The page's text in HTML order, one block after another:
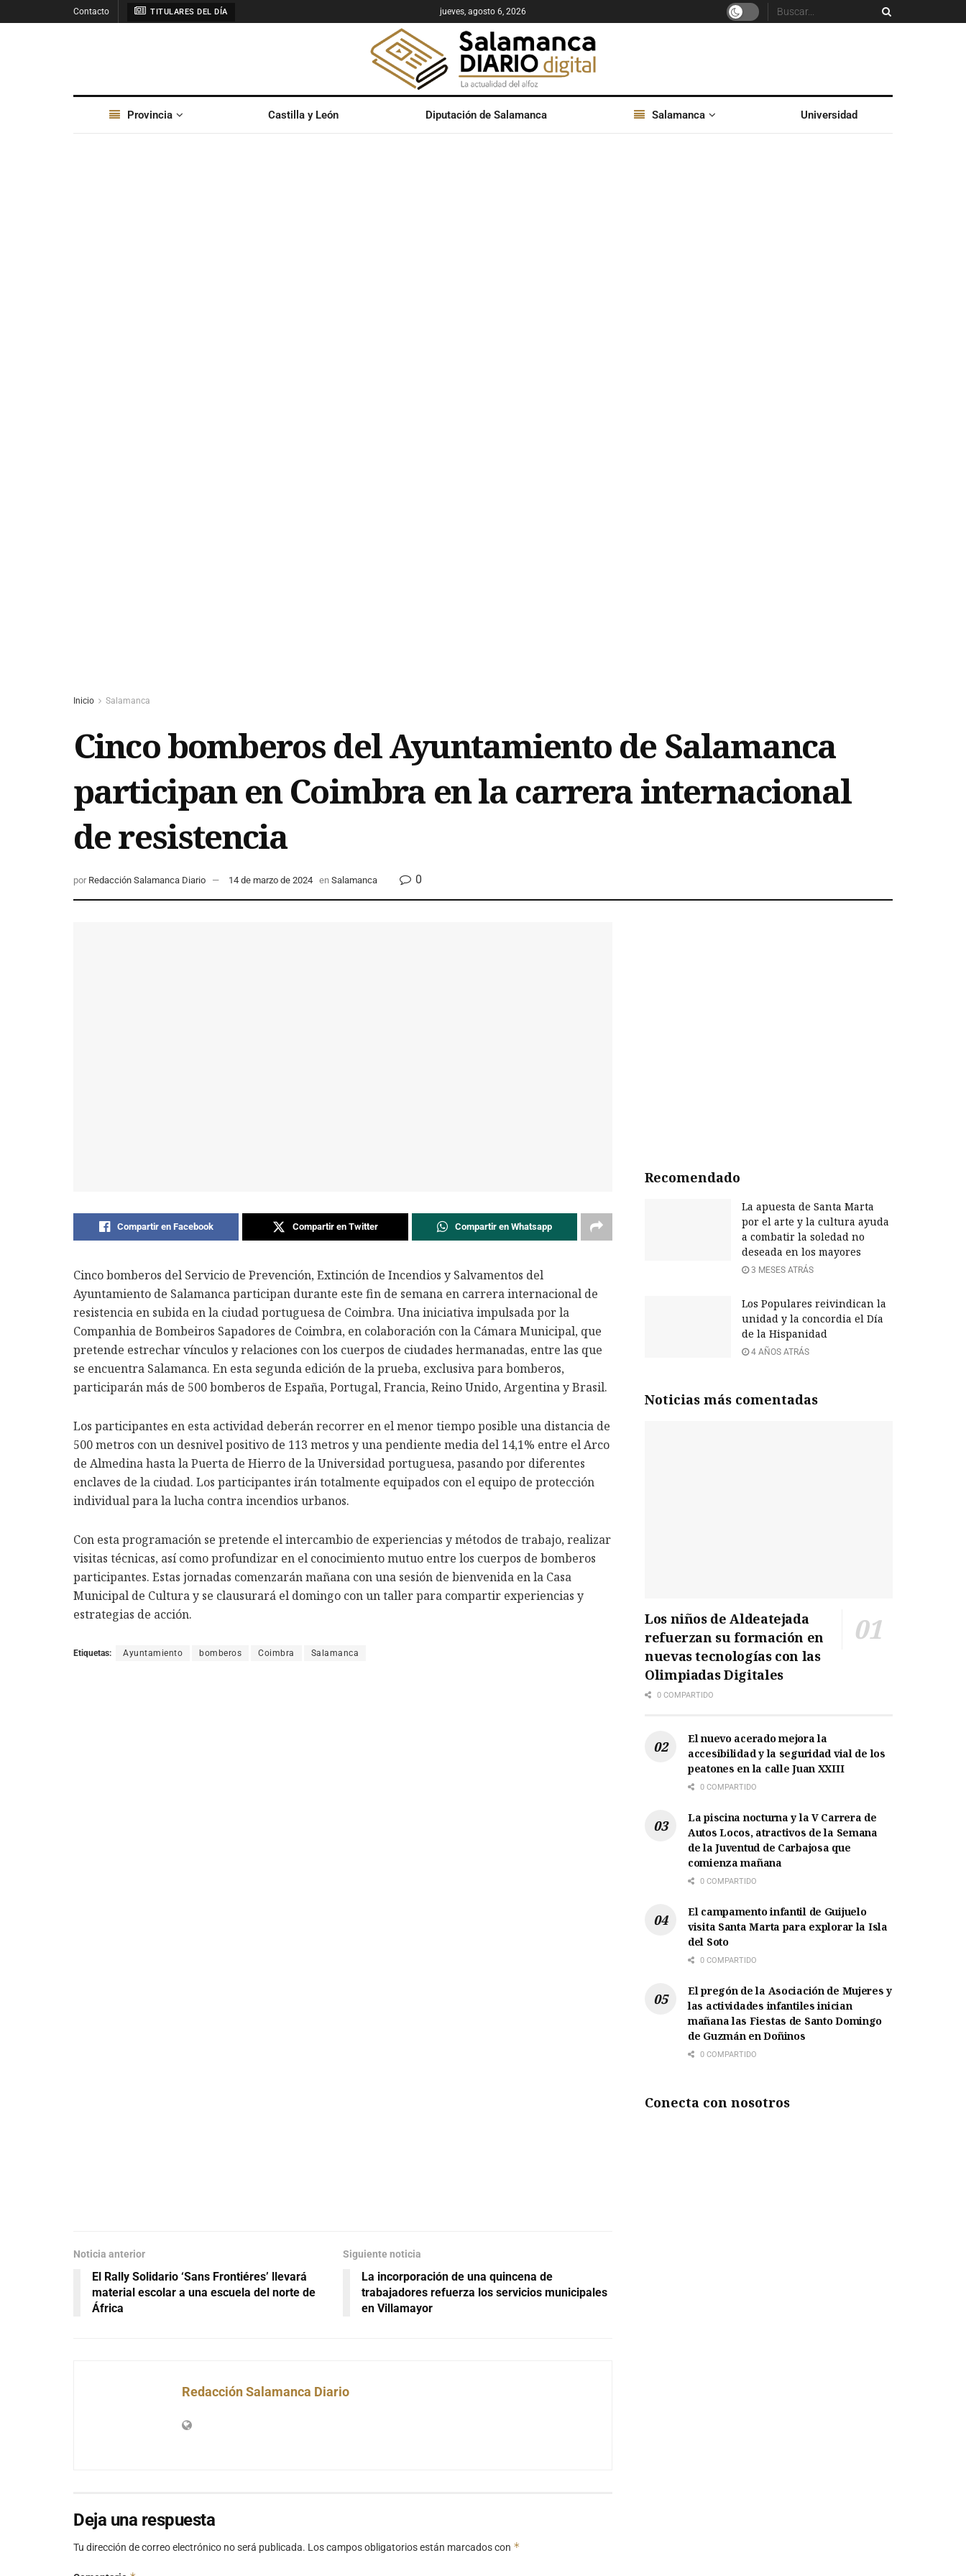
Contacto TITULARES DEL DÍA jueves, agosto 6, 2026
Provincia Castilla y León Diputación de Salamanca Salamanca Universidad
Inicio Salamanca
Cinco bomberos del Ayuntamiento de Salamanca
participan en Coimbra en la carrera internacional
de resistencia
por Redacción Salamanca Diario 14 de marzo de 2024 en Salamanca 0
Compartir en Facebook Compartir en Twitter Compartir en Whatsapp
Cinco bomberos del Servicio de Prevención, Extinción de Incendios y Salvamentos del
Ayuntamiento de Salamanca participan durante este fin de semana en carrera internacional de
resistencia en subida en la ciudad portuguesa de Coimbra. Una iniciativa impulsada por la
Companhia de Bombeiros Sapadores de Coimbra, en colaboración con la Cámara Municipal, que
pretende estrechar vínculos y relaciones con los cuerpos de ciudades hermanadas, entre las que
se encuentra Salamanca. En esta segunda edición de la prueba, exclusiva para bomberos,
participarán más de 500 bomberos de España, Portugal, Francia, Reino Unido, Argentina y Brasil.
Los participantes en esta actividad deberán recorrer en el menor tiempo posible una distancia de
500 metros con un desnivel positivo de 113 metros y una pendiente media del 14,1% entre el Arco
de Almedina hasta la Puerta de Hierro de la Universidad portuguesa, pasando por diferentes
enclaves de la ciudad. Los participantes irán totalmente equipados con el equipo de protección
individual para la lucha contra incendios urbanos.
Con esta programación se pretende el intercambio de experiencias y métodos de trabajo, realizar
visitas técnicas, así como profundizar en el conocimiento mutuo entre los cuerpos de bomberos
participantes. Estas jornadas comenzarán mañana con una sesión de bienvenida en la Casa
Municipal de Cultura y se clausurará el domingo con un taller para compartir experiencias y
estrategias de acción.
Etiquetas: Ayuntamiento bomberos Coimbra Salamanca
Noticia anterior
El Rally Solidario ‘Sans Frontiéres’ llevará
material escolar a una escuela del norte de
África
Siguiente noticia
La incorporación de una quincena de
trabajadores refuerza los servicios municipales
en Villamayor
Redacción Salamanca Diario
Deja una respuesta
Tu dirección de correo electrónico no será publicada. Los campos obligatorios están marcados con *
Recomendado
La apuesta de Santa Marta
por el arte y la cultura ayuda
a combatir la soledad no
deseada en los mayores
3 MESES ATRÁS
Los Populares reivindican la
unidad y la concordia el Día
de la Hispanidad
4 AÑOS ATRÁS
Noticias más comentadas
Los niños de Aldeatejada
refuerzan su formación en
nuevas tecnologías con las
Olimpiadas Digitales
0 COMPARTIDO
El nuevo acerado mejora la
accesibilidad y la seguridad vial de los
peatones en la calle Juan XXIII
0 COMPARTIDO
La piscina nocturna y la V Carrera de
Autos Locos, atractivos de la Semana
de la Juventud de Carbajosa que
comienza mañana
0 COMPARTIDO
El campamento infantil de Guijuelo
visita Santa Marta para explorar la Isla
del Soto
0 COMPARTIDO
El pregón de la Asociación de Mujeres y
las actividades infantiles inician
mañana las Fiestas de Santo Domingo
de Guzmán en Doñinos
0 COMPARTIDO
Conecta con nosotros